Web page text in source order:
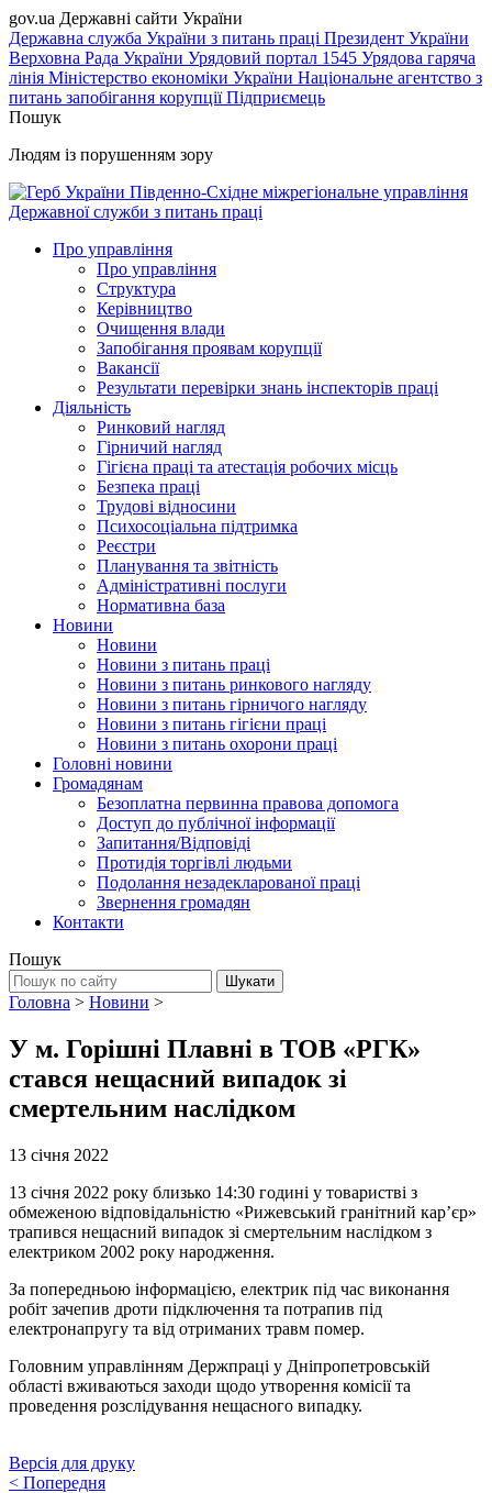
gov.ua Державні сайти України
Державна служба України з питань праці Президент України
Верховна Рада України Урядовий портал 1545 Урядова гаряча
лінія Міністерство економіки України Національне агентство з
питань запобігання корупціїПідприємець
Пошук
Людям із порушенням зору
Південно-Східне міжрегіональне управління
Державної служби з питань праці
Про управління
Про управління
Структура
Керівництво
Очищення влади
Запобігання проявам корупції
Вакансії
Результати перевірки знань інспекторів праці
Діяльність
Ринковий нагляд
Гірничий нагляд
Гігієна праці та атестація робочих місць
Безпека праці
Трудові відносини
Психосоціальна підтримка
Реєстри
Планування та звітність
Адміністративні послуги
Нормативна база
Новини
Новини
Новини з питань праці
Новини з питань ринкового нагляду
Новини з питань гірничого нагляду
Новини з питань гігієни праці
Новини з питань охорони праці
Головні новини
Громадянам
Безоплатна первинна правова допомога
Доступ до публічної інформації
Запитання/Відповіді
Протидія торгівлі людьми
Подолання незадекларованої праці
Звернення громадян
Контакти
Пошук
Головна > Новини >
У м. Горішні Плавні в ТОВ «РГК»
стався нещасний випадок зі
смертельним наслідком
13 січня 2022
13 січня 2022 року близько 14:30 годині у товаристві з
обмеженою відповідальністю «Рижевський гранітний кар’єр»
трапився нещасний випадок зі смертельним наслідком з
електриком 2002 року народження.
За попередньою інформацією, електрик під час виконання
робіт зачепив дроти підключення та потрапив під
електронапругу та від отриманих травм помер.
Головним управлінням Держпраці у Дніпропетровській
області вживаються заходи щодо утворення комісії та
проведення розслідування нещасного випадку.
Версія для друку
< Попередня